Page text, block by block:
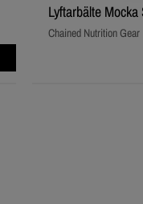
Lyftarbälte Mocka
Chained Nutrition Gear